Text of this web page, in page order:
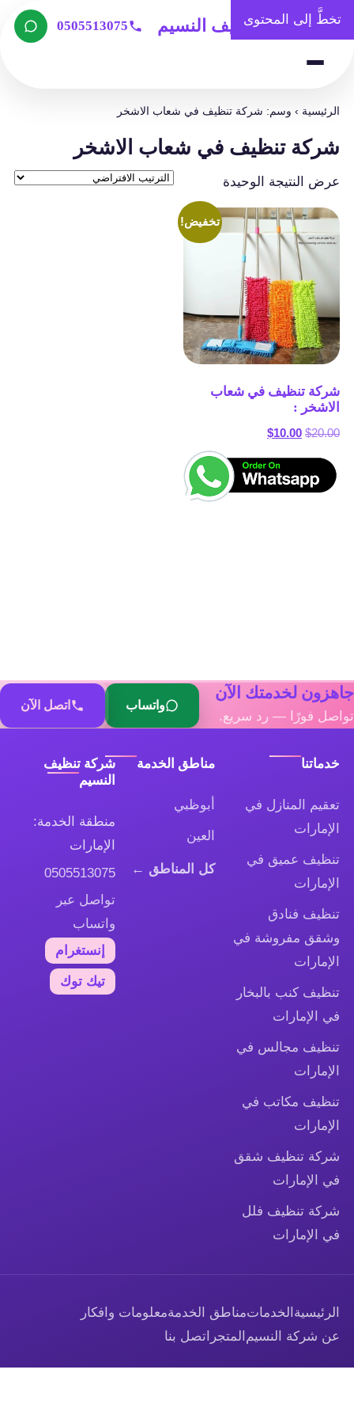
تخطَّ إلى المحتوى
شركة تنظيف النسيم 0505513075
الرئيسية ›وسم: شركة تنظيف في شعاب الاشخر
شركة تنظيف في شعاب الاشخر
عرض النتيجة الوحيدة
تخفيض!
شركة تنظيف في شعاب
الاشخر :
$20.00
السعر
هو:
$20.00.
$10.00 السعر
هو:
$10.00.
جاهزون لخدمتك الآن
تواصل فورًا — رد سريع.
واتساب اتصل الآن
خدماتنا
تعقيم المنازل في
الإمارات
تنظيف عميق في
الإمارات
تنظيف فنادق
وشقق مفروشة في
الإمارات
تنظيف كنب بالبخار
في الإمارات
تنظيف مجالس في
الإمارات
تنظيف مكاتب في
الإمارات
شركة تنظيف شقق
في الإمارات
شركة تنظيف فلل
في الإمارات
مناطق الخدمة
أبوظبي
العين
كل المناطق ←
شركة تنظيف
النسيم
منطقة الخدمة:
الإمارات
0505513075
تواصل عبر
واتساب
إنستغرام
تيك توك
الرئيسية الخدماتمناطق الخدمةمعلومات وافكار
عن شركة النسيم المتجر اتصل بنا